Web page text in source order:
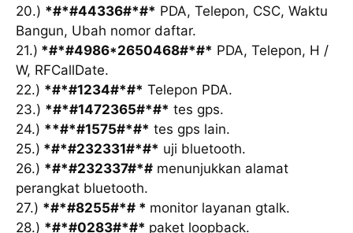
20.) *#*#44336#*#* PDA, Telepon, CSC, Waktu
Bangun, Ubah nomor daftar.
21.) *#*#4986*2650468#*#* PDA, Telepon, H /
W, RFCallDate.
22.) *#*#1234#*#* Telepon PDA.
23.) *#*#1472365#*#* tes gps.
24.) **#*#1575#*#* tes gps lain.
25.) *#*#232331#*#* uji bluetooth.
26.) *#*#232337#*# menunjukkan alamat
perangkat bluetooth.
27.) *#*#8255#*# * monitor layanan gtalk.
28.) *#*#0283#*#* paket loopback.